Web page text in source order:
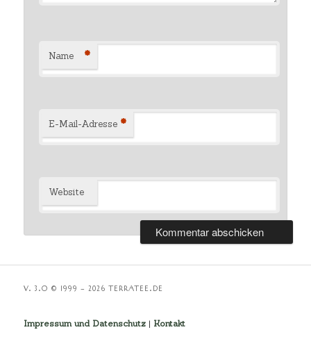
Name *
E-Mail-Adresse *
Website
V. 3.O © 1999 – 2026 TERRATEE.DE
Impressum und Datenschutz | Kontakt